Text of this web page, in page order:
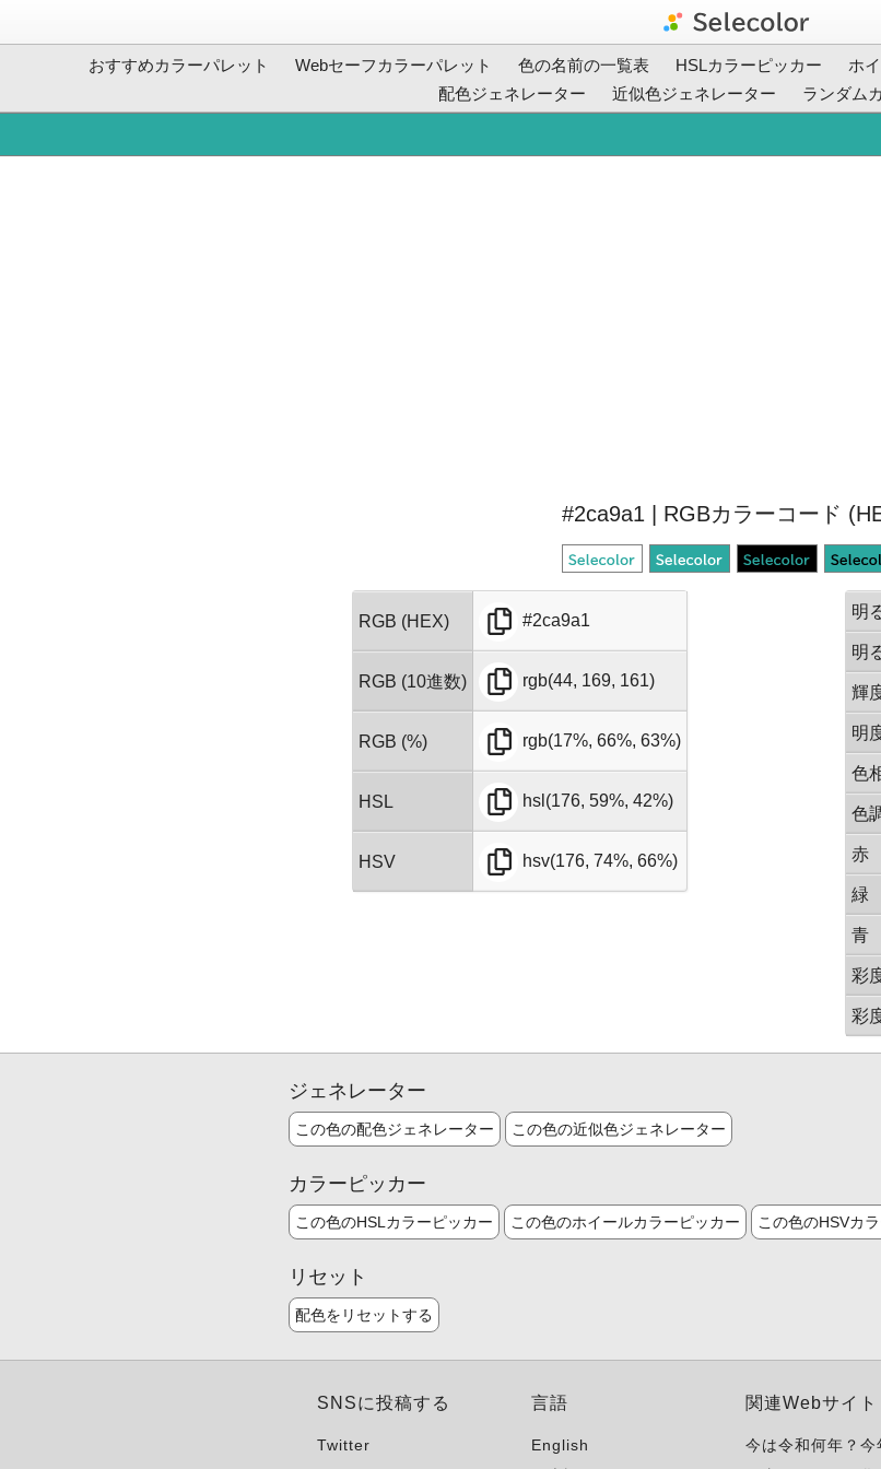
おすすめカラーパレット Webセーフカラーパレット 色の名前の一覧表 HSLカラーピッカー ホ
配色ジェネレーター
近似色ジェネレーター ランダム
#2ca9a1 | RGBカラーコード
RGB (HEX) #2ca9a1
RGB (10進数) rgb(44, 169, 161)
RGB (%) rgb(17%, 66%, 63%)
HSL hsl(176, 59%, 42%)
HSV hsv(176, 74%, 66%)
明
明
輝
明
色
色
赤
緑
青
彩
彩
ジェネレーター
この色の配色ジェネレーター この色の近似色ジェネレーター
カラーピッカー
この色のHSLカラーピッカー この色のホイールカラーピッカー この色のHSVカ
リセット
配色をリセットする
SNSに投稿する
Twitter
言語
English
関連Webサイト
今は令和何年？今